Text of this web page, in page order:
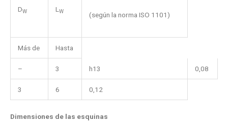
DW L W (según la norma ISO 1101)
Más de Hasta
– 3 h13 0,08
3 6 0,12
Dimensiones de las esquinas